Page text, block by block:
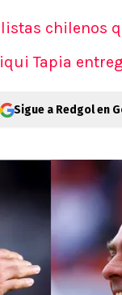
chilenos
Tapia
Sigue a Redgol en